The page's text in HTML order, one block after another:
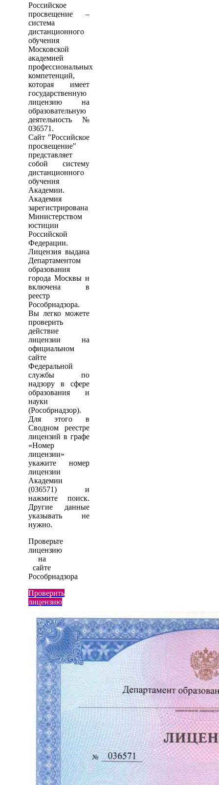
Российское
просвещение –
система
дистанционного
обучения
Московской
академией
профессиональных
компетенций,
которая имеет
государственную
лицензию на
образовательную
деятельность №
036571.
Сайт "Российское
просвещение"
представляет
собой систему
дистанционного
обучения
Академии.
Академия
зарегистрирована
Министерством
юстиции
Российской
Федерации.
Лицензия выдана
Департаментом
образования
города Москвы и
включена в
реестр
Рособрнадзора.
Вы легко можете
проверить
действие
лицензии на
официальном
сайте
Федеральной
службы по
надзору в сфере
образования и
науки
(Рособрнадзор).
Для этого в
Сводном реестре
лицензий в графе
«Номер
лицензии»
укажите номер
лицензии
Академии
(036571) и
нажмите поиск.
Другие данные
указывать не
нужно.
Проверьте
лицензию
на
сайте
Рособрнадзора
Проверить
лицензию